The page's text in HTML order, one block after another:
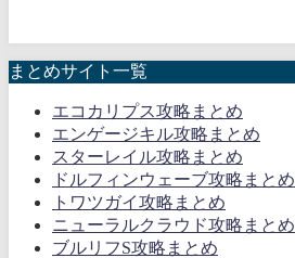
まとめサイト一覧
エコカリプス攻略まとめ
エンゲージキル攻略まとめ
スターレイル攻略まとめ
ドルフィンウェーブ攻略まとめ
トワツガイ攻略まとめ
ニューラルクラウド攻略まとめ
ブルリフS攻略まとめ